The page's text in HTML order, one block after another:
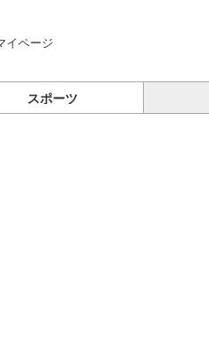
イページ
スポーツ